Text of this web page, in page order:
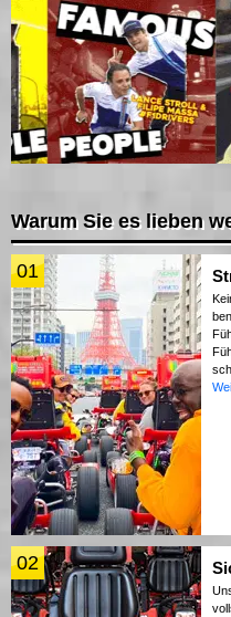
Warum Sie es lieben
01
02